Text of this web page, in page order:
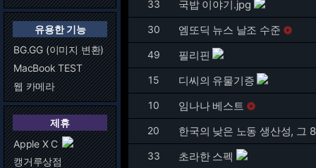
유용한 기능
BG.GG (이미지 변환)
MacBook TEST
웹 카메라
제휴
Apple X C
캥거루상점
33 국밥 이야기.jpg
30 엠또딕 뉴스 날조 수준 
49 필리핀
15 디씨의 유물기증
10 임나나 베스트 
20 한국의 낮은 노동 생산성, 그
33 초라한 스펙